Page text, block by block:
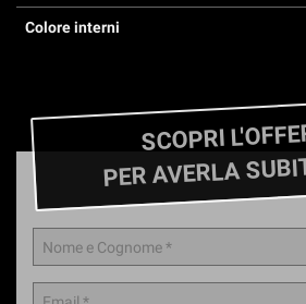
Colore interni
SCOPRI
PER AVERLA
policy.
Puoi
le
tue
scelte
in
qualsiasi
momento.